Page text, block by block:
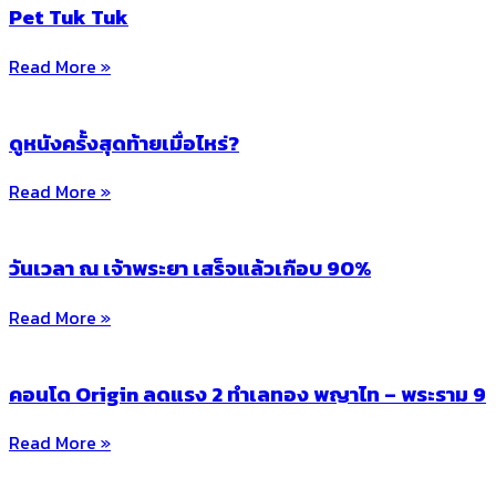
Pet Tuk Tuk
Read More »
ดูหนังครั้งสุดท้ายเมื่อไหร่?
Read More »
วันเวลา ณ เจ้าพระยา เสร็จแล้วเกือบ 90%
Read More »
คอนโด Origin ลดแรง 2 ทำเลทอง พญาไท – พระราม 9
Read More »